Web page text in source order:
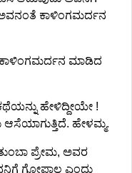
ಅವನಂತೆ ಕಾಳಿಂಗಮರ್ದನ
ಕಾಳಿಂಗಮರ್ದನ ಮಾಡಿದ
ಹೇಳಿದ್ದೀಯೇ !
ಹೇಳಮ್ಮ.
ಪ್ರೇಮ, ಅವರ
ಗೋಪಾಲ ಎಂದು